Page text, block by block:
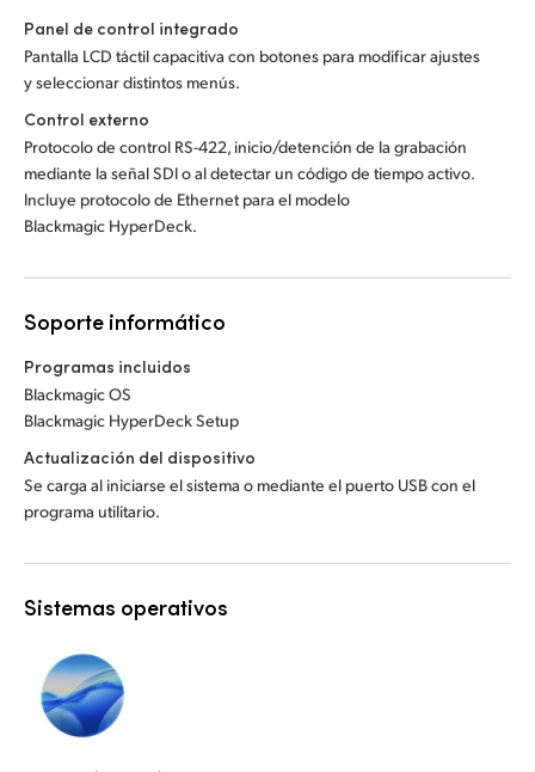
Panel de control integrado
Pantalla LCD táctil capacitiva con botones para modificar ajustes
y seleccionar distintos menús.
Control externo
Protocolo de control RS-422, inicio/detención de la grabación
mediante la señal SDI o al detectar un código de tiempo activo.
Incluye protocolo de Ethernet para el modelo
Blackmagic HyperDeck.
Soporte informático
Programas incluidos
Blackmagic OS
Blackmagic HyperDeck Setup
Actualización del dispositivo
Se carga al iniciarse el sistema o mediante el puerto USB con el
programa utilitario.
Sistemas operativos